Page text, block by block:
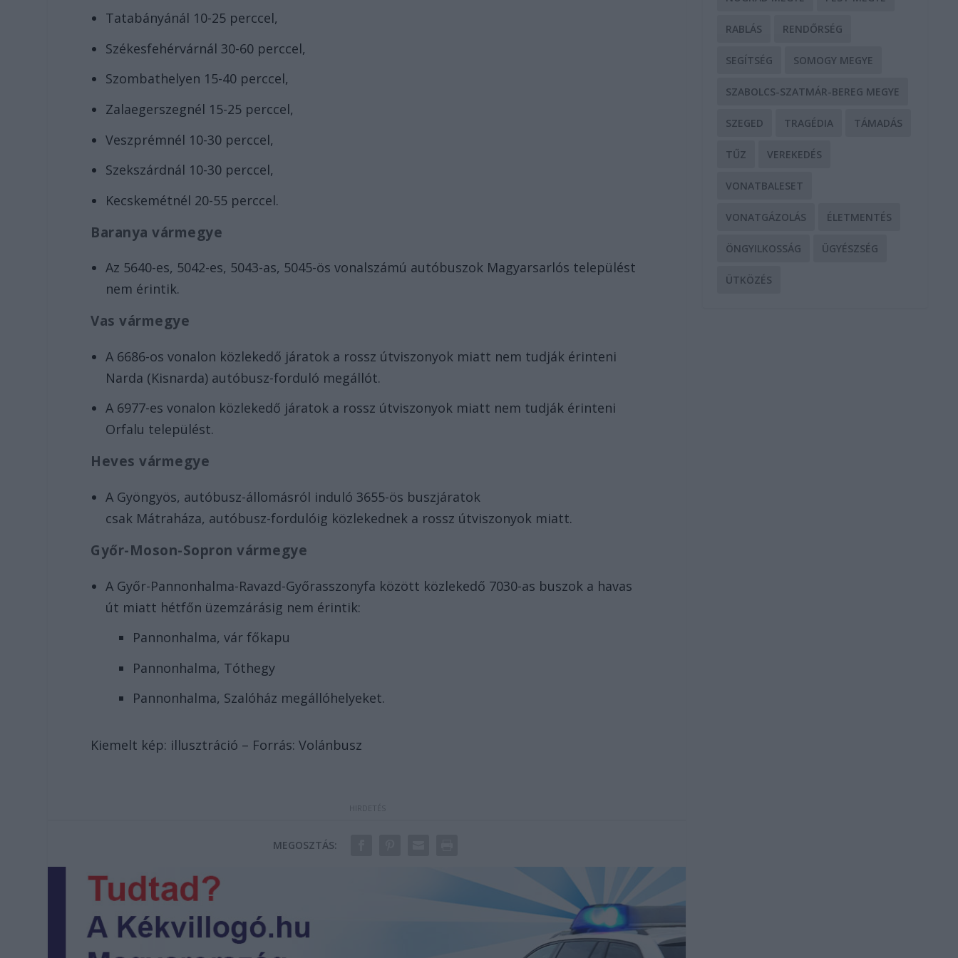
Tatabányánál 10-25 perccel,
Székesfehérvárnál 30-60 perccel,
Szombathelyen 15-40 perccel,
Zalaegerszegnél 15-25 perccel,
Veszprémnél 10-30 perccel,
Szekszárdnál 10-30 perccel,
Kecskemétnél 20-55 perccel.
Baranya vármegye
Az 5640-es, 5042-es, 5043-as, 5045-ös vonalszámú autóbuszok Magyarsarlós települést
nem érintik.
Vas vármegye
A 6686-os vonalon közlekedő járatok a rossz útviszonyok miatt nem tudják érinteni
Narda (Kisnarda) autóbusz-forduló megállót.
A 6977-es vonalon közlekedő járatok a rossz útviszonyok miatt nem tudják érinteni
Orfalu települést.
Heves vármegye
A Gyöngyös, autóbusz-állomásról induló 3655-ös buszjáratok
csak Mátraháza, autóbusz-fordulóig közlekednek a rossz útviszonyok miatt.
Győr-Moson-Sopron vármegye
A Győr-Pannonhalma-Ravazd-Győrasszonyfa között közlekedő 7030-as buszok a havas
út miatt hétfőn üzemzárásig nem érintik:
Pannonhalma, vár főkapu
Pannonhalma, Tóthegy
Pannonhalma, Szalóház megállóhelyeket.
Kiemelt kép: illusztráció – Forrás: Volánbusz
MEGOSZTÁS:
RABLÁS RENDŐRSÉG
SEGÍTSÉG SOMOGY MEGYE
SZABOLCS-SZATMÁR-BEREG MEGYE
SZEGED TRAGÉDIA TÁMADÁS
TŰZ VEREKEDÉS
VONATBALESET
VONATGÁZOLÁS ÉLETMENTÉS
ÖNGYILKOSSÁG ÜGYÉSZSÉG
ÜTKÖZÉS